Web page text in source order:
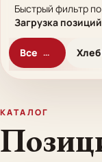
Быстрый фильтр
Загрузка позиций
Все ... Хлеб
КАТАЛОГ